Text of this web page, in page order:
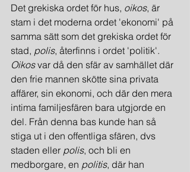
Det grekiska ordet för hus, oikos, är
stam i det moderna ordet 'ekonomi' på
samma sätt som det grekiska ordet för
stad, polis, återfinns i ordet 'politik'.
Oikos var då den sfär av samhället där
den frie mannen skötte sina privata
affärer, sin ekonomi, och där den mera
intima familjesfären bara utgjorde en
del. Från denna bas kunde han så
stiga ut i den offentliga sfären, dvs
staden eller polis, och bli en
medborgare, en politis, där han